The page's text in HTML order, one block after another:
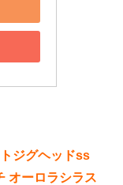
ジグヘッドss
オーロラシラス